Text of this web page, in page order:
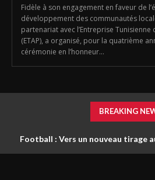
Fidèle à son engagement en faveur de
développement des communautés
partenariat avec l’Entreprise
(ETAP), a organisé, pour la quatrième
cérémonie en l’honneur...
BREAKING
Football : Vers un nouveau tirage